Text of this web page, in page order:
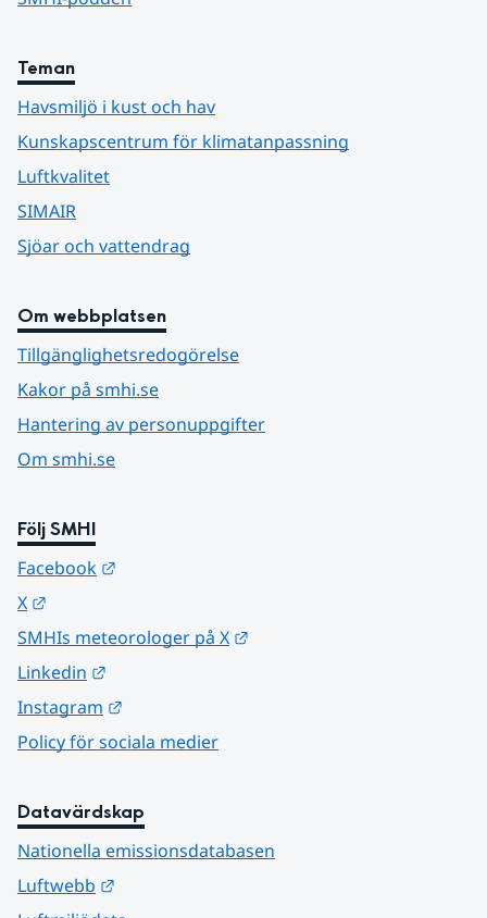
Teman
Havsmiljö i kust och hav
Kunskapscentrum för klimatanpassning
Luftkvalitet
SIMAIR
Sjöar och vattendrag
Om webbplatsen
Tillgänglighetsredogörelse
Kakor på smhi.se
Hantering av personuppgifter
Om smhi.se
Följ SMHI
Facebook
X
SMHIs meteorologer på X
Linkedin
Instagram
Policy för sociala medier
Datavärdskap
Nationella emissionsdatabasen
Luftwebb